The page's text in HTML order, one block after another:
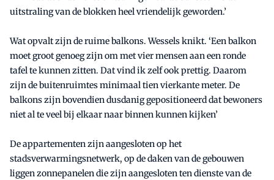
uitstraling van de blokken heel vriendelijk geworden.’
Wat opvalt zijn de ruime balkons. Wessels knikt. ‘Een balkon
moet groot genoeg zijn om met vier mensen aan een ronde
tafel te kunnen zitten. Dat vind ik zelf ook prettig. Daarom
zijn de buitenruimtes minimaal tien vierkante meter. De
balkons zijn bovendien dusdanig gepositioneerd dat bewoners
niet al te veel bij elkaar naar binnen kunnen kijken’
De appartementen zijn aangesloten op het
stadsverwarmingsnetwerk, op de daken van de gebouwen
liggen zonnepanelen die zijn aangesloten ten dienste van de